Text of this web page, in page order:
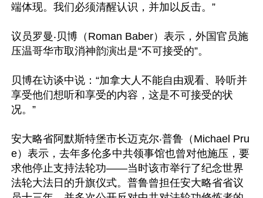
端体现。我们必须清醒认识，并加以反击。”
议员罗曼‧贝博（Roman Baber）表示，外国官员施
压温哥华市取消神韵演出是“不可接受的”。
贝博在访谈中说：“加拿大人不能自由观看、聆听并
享受他们想听和享受的内容，这是不可接受的状
况。”
安大略省阿默斯特堡市长迈克尔‧普鲁（Michael Pru
e）表示，去年多伦多中共领事馆也曾对他施压，要
求他停止支持法轮功——当时该市举行了纪念世界
法轮大法日的升旗仪式。普鲁曾担任安大略省省议